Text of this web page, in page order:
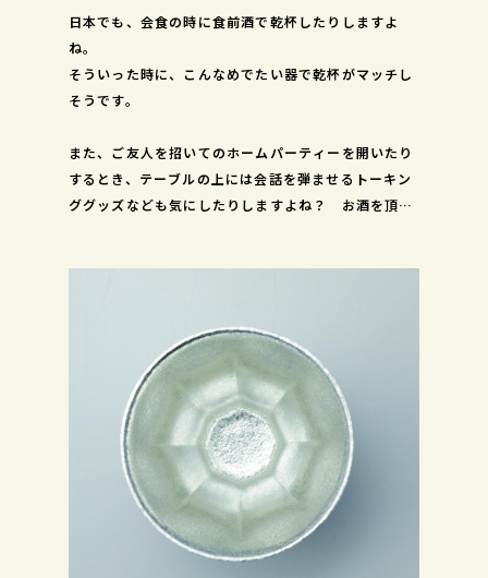
日本でも、会食の時に食前酒で乾杯したりしますよ
ね。
そういった時に、こんなめでたい器で乾杯がマッチし
そうです。
また、ご友人を招いてのホームパーティーを開いたり
するとき、テーブルの上には会話を弾ませるトーキン
ググッズなども気にしたりしますよね？ お酒を頂く